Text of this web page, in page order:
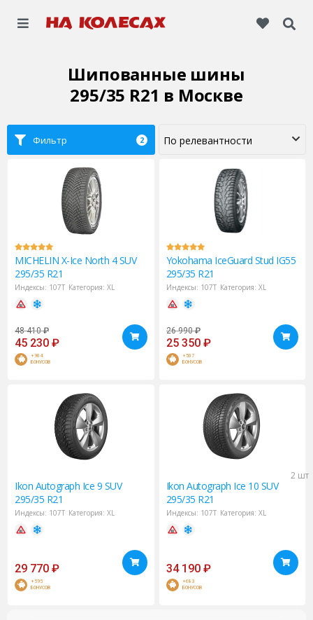
Шипованные шины
295/35 R21 в Москве
Фильтр 2
MICHELIN X-Ice North 4 SUV
295/35 R21
Индексы: 107T Категория: XL
48 410 ₽
45 230 ₽
+904
БОНУСОВ
Yokohama IceGuard Stud IG55
295/35 R21
Индексы: 107T Категория: XL
26 990 ₽
25 350 ₽
+507
БОНУСОВ
Ikon Autograph Ice 9 SUV
295/35 R21
Индексы: 107T Категория: XL
29 770 ₽
+595
БОНУСОВ
2 шт
Ikon Autograph Ice 10 SUV
295/35 R21
Индексы: 107T Категория: XL
34 190 ₽
+683
БОНУСОВ